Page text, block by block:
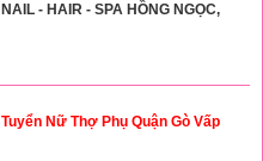
NAIL - HAIR - SPA HỒNG NGỌC,
Tuyển Nữ Thợ Phụ Quận Gò Vấp